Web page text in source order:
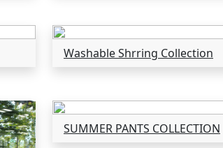
Washable Shrring Collection
SUMMER PANTS COLLECTION